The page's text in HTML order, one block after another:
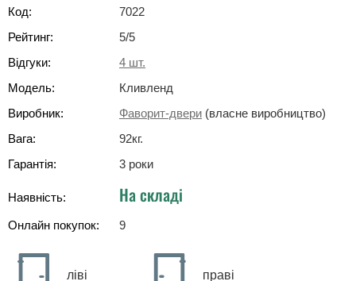
Код:
7022
Рейтинг:
5/5
Відгуки:
4 шт.
Модель:
Кливленд
Виробник:
Фаворит-двери (власне виробництво)
Вага:
92кг.
Гарантія:
3 роки
Наявність: На складі
Онлайн покупок: 9
ліві праві